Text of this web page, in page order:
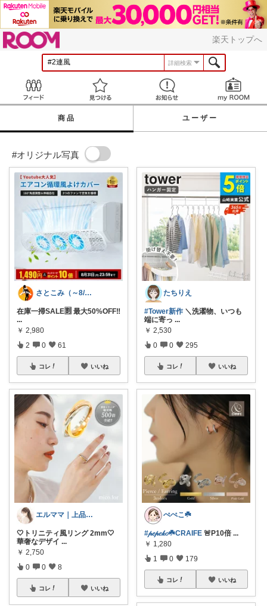
楽天トップへ
詳細検索
見つける お知らせ
商品 ユーザー
#オリジナル写真
さとこみ（～8/4 感謝🙏）
在庫一掃SALE🈹 最大50%OFF‼️
...
￥ 2,980
2 0 61
コレ いいね
エルママ｜上品かわいい暮らし
🤍トリニティ風リング 2mm🤍
華奢なデザイ ...
￥ 2,750
0 0 8
コレ いいね
たちりえ
#Tower新作 ＼洗濯物、いつも
端に寄っ ...
￥ 2,530
0 0 295
コレ いいね
ぺぺこ☘️
#𝓅𝑒𝓅𝑒𝓀𝑜☘️CRAIFE 🚨P10倍 ...
￥ 1,280
1 0 179
コレ いいね